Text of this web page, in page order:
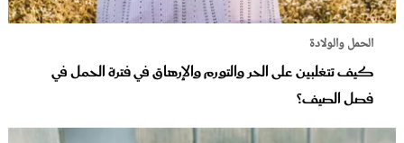
الحمل والولادة
كيف تتغلبين على الحر والتورم والإرهاق في فترة الحمل في
فصل الصيف؟